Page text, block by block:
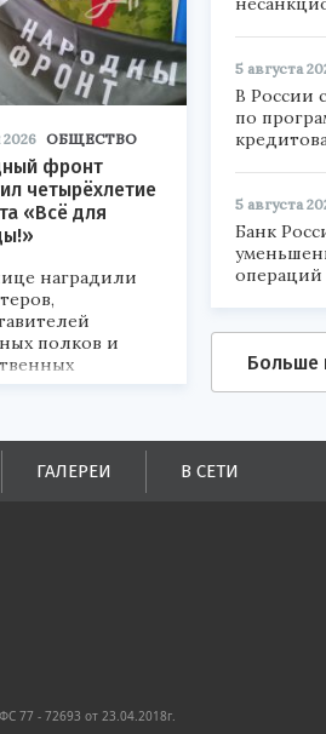
ОБЩЕСТВО
фронт
четырёхлетие
«Всё для
наградили
полков и
5 августа
В России
по
5 августа
Банк
операций
Больше
ГАЛЕРЕИ В СЕТИ
77 - 72693 от 23.04.2018г.